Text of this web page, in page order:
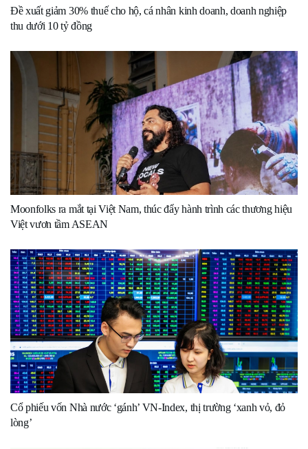
Đề xuất giảm 30% thuế cho hộ, cá nhân kinh doanh, doanh nghiệp
thu dưới 10 tỷ đồng
Moonfolks ra mắt tại Việt Nam, thúc đẩy hành trình các thương hiệu
Việt vươn tầm ASEAN
Cổ phiếu vốn Nhà nước ‘gánh’ VN-Index, thị trường ‘xanh vỏ, đỏ
lòng’